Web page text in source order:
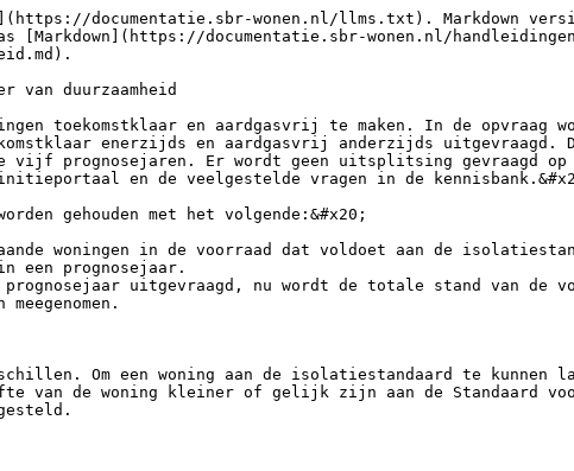
documentatie.sbr-wonen.nl/llms.txt). Markdown
[Markdown](https://documentatie.sbr-wonen.nl/
van duurzaamheid
toekomstklaar en aardgasvrij te maken. In de
enerzijds en aardgasvrij anderzijds uitgevraagd.
prognosejaren. Er wordt geen uitsplitsing gevraagd op
en de veelgestelde vragen in de
gehouden met het volgende:&#x20;
woningen in de voorraad dat voldoet aan de
een prognosejaar.
uitgevraagd, nu wordt de totale stand van de
Om een woning aan de isolatiestandaard te
van de woning kleiner of gelijk zijn aan de Standaard